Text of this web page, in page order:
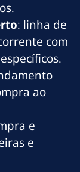
: linha de
com
ao
e
e